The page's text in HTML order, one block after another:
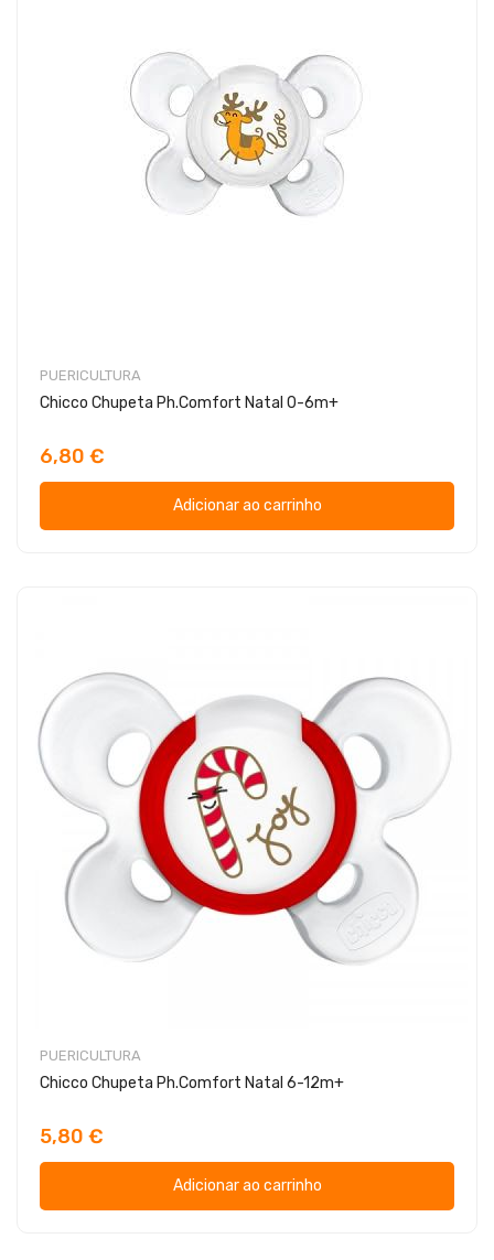
PUERICULTURA
Chicco Chupeta Ph.Comfort Natal 0-6m+
6,80 €
Adicionar ao carrinho
PUERICULTURA
Chicco Chupeta Ph.Comfort Natal 6-12m+
5,80 €
Adicionar ao carrinho